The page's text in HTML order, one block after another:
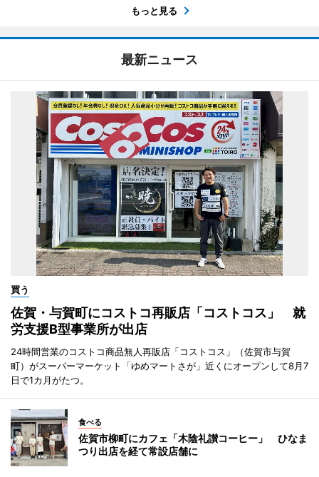
もっと見る
最新ニュース
買う
佐賀・与賀町にコストコ再販店「コストコス」 就
労支援B型事業所が出店
24時間営業のコストコ商品無人再販店「コストコス」（佐賀市与賀
町）がスーパーマーケット「ゆめマートさが」近くにオープンして8月7
日で1カ月がたつ。
食べる
佐賀市柳町にカフェ「木陰礼讃コーヒー」 ひなま
つり出店を経て常設店舗に